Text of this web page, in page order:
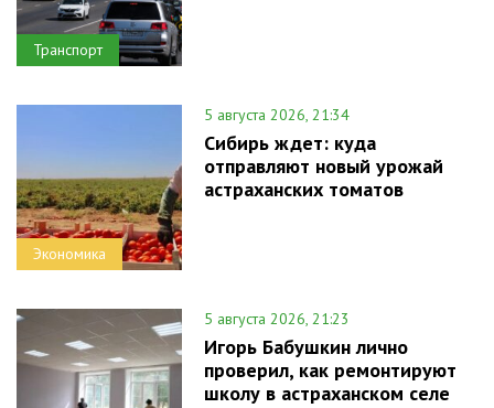
Транспорт
Экономика
5 августа 2026, 21:34
Сибирь ждет: куда
отправляют новый урожай
астраханских томатов
5 августа 2026, 21:23
Игорь Бабушкин лично
проверил, как ремонтируют
школу в астраханском селе